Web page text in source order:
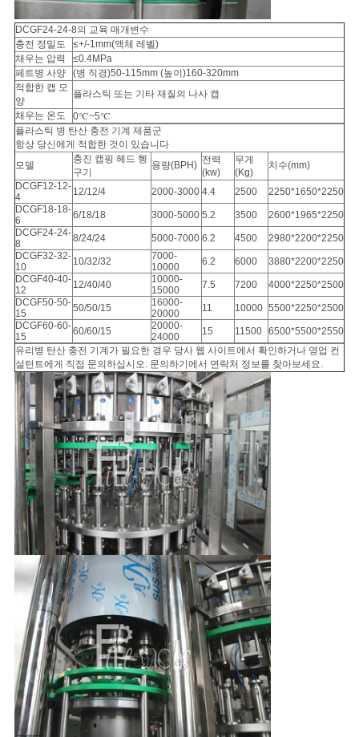
정
책
DCGF24-24-8의 교육 매개변수
충전 정밀도
≤+/-1mm(액체 레벨)
채우는 압력
≤0.4MPa
페트병 사양
(병 직경)50-115mm (높이)160-320mm
적합한 캡 모
양
플라스틱 또는 기타 재질의 나사 캡
채우는 온도
0℃~5℃
플라스틱 병 탄산 충전 기계 제품군
항상 당신에게 적합한 것이 있습니다
모델
충진 캡핑 헤드 헹
구기
용량(BPH) 전력
(kw)
무게
(Kg)
치수(mm)
DCGF12-12-
4
12/12/4 2000-3000 4.4 2500
2250*1650*2250
DCGF18-18-
6
6/18/18 3000-5000 5.2 3500
2600*1965*2250
DCGF24-24-
8
8/24/24 5000-7000 6.2 4500
2980*2200*2250
DCGF32-32-
10
10/32/32
7000-
10000
6.2 6000
3880*2200*2250
DCGF40-40-
12
12/40/40
10000-
15000
7.5 7200
4000*2250*2500
DCGF50-50-
15
50/50/15
16000-
20000
11 10000 5500*2250*2500
DCGF60-60-
15
60/60/15
20000-
24000
15 11500 6500*5500*2550
유리병 탄산 충전 기계가 필요한 경우 당사 웹 사이트에서 확인하거나 영업 컨
설턴트에게 직접 문의하십시오. 문의하기에서 연락처 정보를 찾아보세요.